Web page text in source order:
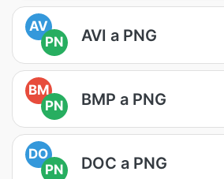
AV
PN
AVI a PNG
BM
PN
BMP a PNG
DO
PN
DOC a PNG